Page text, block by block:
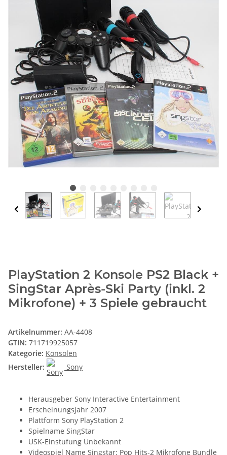
PlayStation 2 Konsole PS2 Black +
SingStar Après-Ski Party (inkl. 2
Mikrofone) + 3 Spiele gebraucht
Artikelnummer: AA-4408
GTIN: 711719925057
Kategorie: Konsolen
Hersteller:
Sony
Herausgeber Sony Interactive Entertainment
Erscheinungsjahr 2007
Plattform Sony PlayStation 2
Spielname SingStar
USK-Einstufung Unbekannt
Videospiel Name Singstar: Pop Hits-2 Mikrofone Bundle